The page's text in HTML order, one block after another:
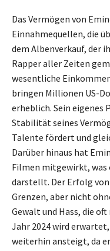
Das Vermögen von
Einnahmequellen, die
dem Albenverkauf, der
Rapper aller Zeiten
wesentliche
bringen Millionen US-
erheblich. Sein
Stabilität seines
Talente fördert und
Darüber hinaus hat
Filmen mitgewirkt, was
darstellt. Der Erfolg
Grenzen, aber nicht
Gewalt und Hass, die
Jahr 2024 wird
weiterhin ansteigt, da